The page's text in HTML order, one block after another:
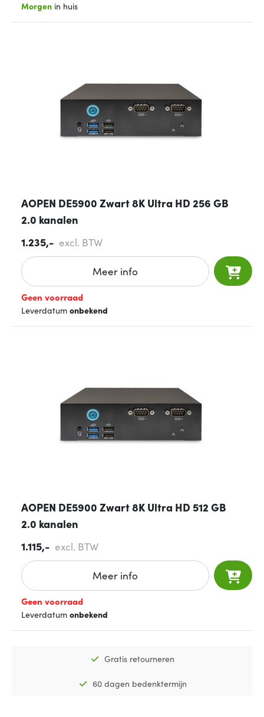
Morgen in huis
AOPEN DE5900 Zwart 8K Ultra HD 256 GB
2.0 kanalen
1.235,- excl. BTW
Meer info
Geen voorraad
Leverdatum onbekend
AOPEN DE5900 Zwart 8K Ultra HD 512 GB
2.0 kanalen
1.115,- excl. BTW
Meer info
Geen voorraad
Leverdatum onbekend
Gratis retourneren
60 dagen bedenktermijn